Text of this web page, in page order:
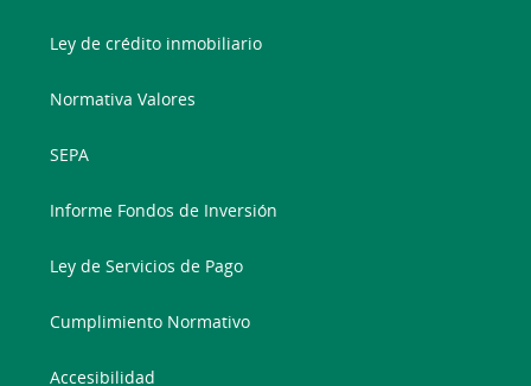
Ley de crédito inmobiliario
Normativa Valores
SEPA
Informe Fondos de Inversión
Ley de Servicios de Pago
Cumplimiento Normativo
Accesibilidad